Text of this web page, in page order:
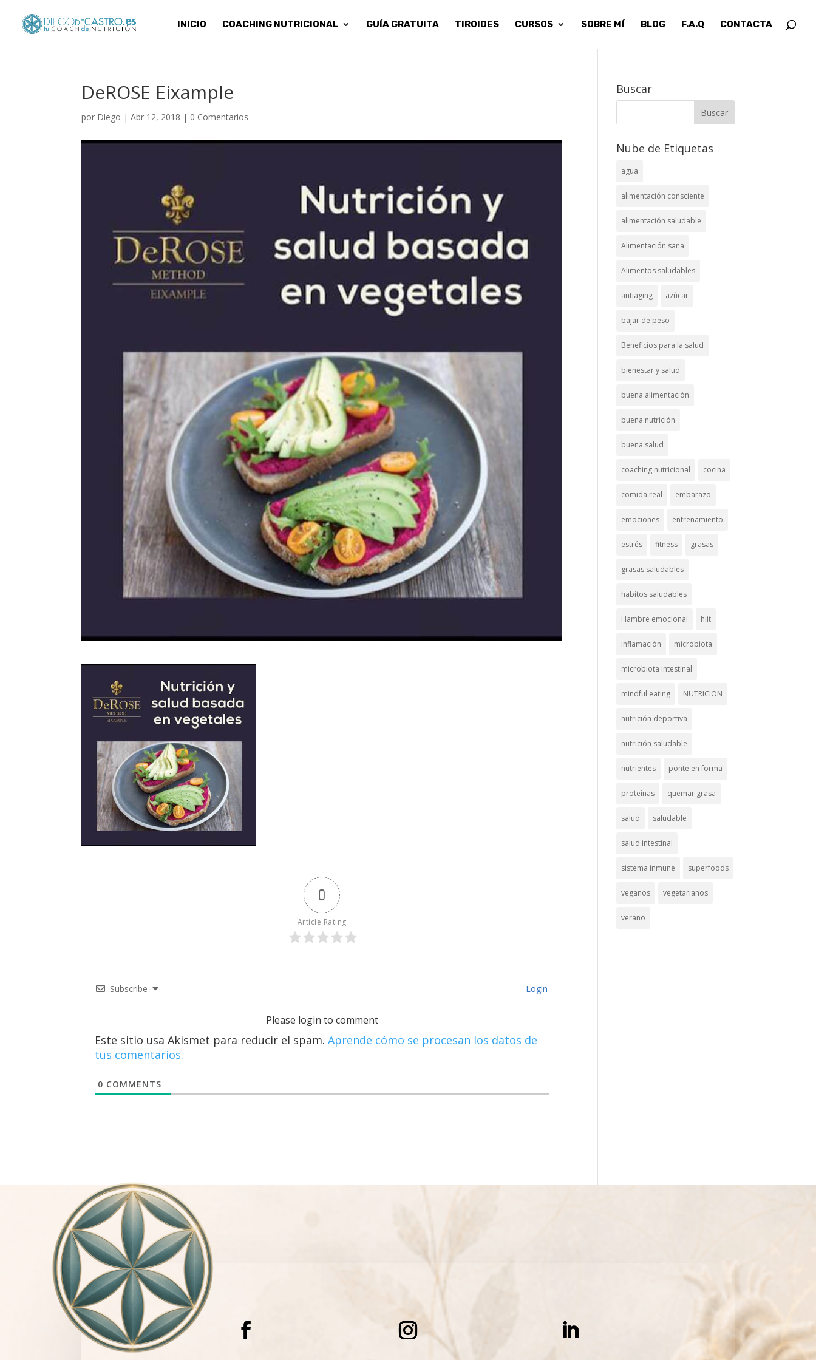
INICIO COACHING NUTRICIONAL GUÍA GRATUITA TIROIDES CURSOS SOBRE MÍ BLOG F.A.Q CONTACTA
DeROSE Eixample
por Diego |Abr 12, 2018 | 0 Comentarios
0
Article Rating
Subscribe Login
Please login to comment
Este sitio usa Akismet para reducir el spam.Aprende cómo se procesan los datos de
tus comentarios.
0 COMMENTS
Buscar
Nube de Etiquetas
agua
alimentación consciente
alimentación saludable
Alimentación sana
Alimentos saludables
antiaging azúcar
bajar de peso
Beneficios para la salud
bienestar y salud
buena alimentación
buena nutrición
buena salud
coaching nutricional cocina
comida real embarazo
emociones entrenamiento
estrés fitness grasas
grasas saludables
habitos saludables
Hambre emocional hiit
inflamación microbiota
microbiota intestinal
mindful eating NUTRICION
nutrición deportiva
nutrición saludable
nutrientes ponte en forma
proteínas quemar grasa
salud saludable
salud intestinal
sistema inmune superfoods
veganos vegetarianos
verano